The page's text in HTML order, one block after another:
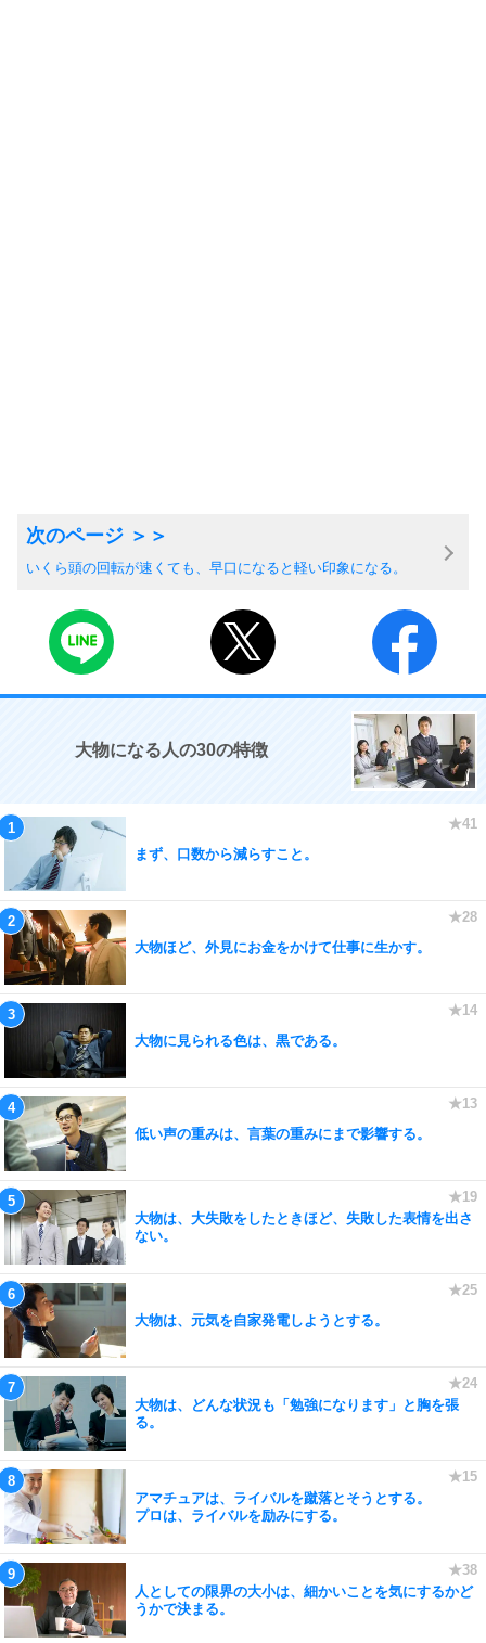
いくら頭の回転が速くても、早口になると軽い印象になる。
大物になる人の30の特徴
まず、口数から減らすこと。
大物ほど、外見にお金をかけて仕事に生かす。
大物に見られる色は、黒である。
低い声の重みは、言葉の重みにまで影響する。
大物は、大失敗をしたときほど、失敗した表情を出さ
ない。
大物は、元気を自家発電しようとする。
大物は、どんな状況も「勉強になります」と胸を張
る。
アマチュアは、ライバルを蹴落とそうとする。
プロは、ライバルを励みにする。
人としての限界の大小は、細かいことを気にするかど
うかで決まる。